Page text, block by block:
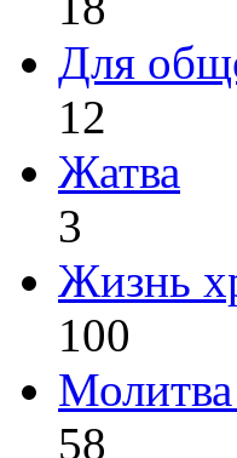
Для
12
Жатва
3
Жизнь
100
58